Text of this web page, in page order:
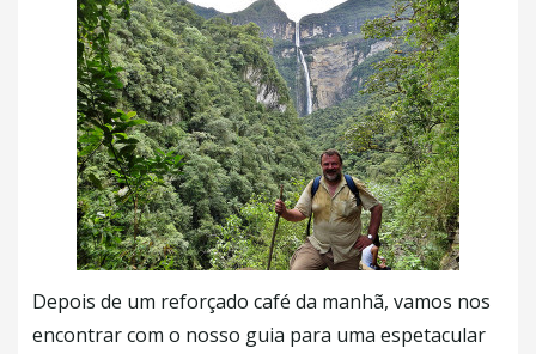
será feito o traslado em direção aChachapoyas
+ Café da Manhã
Depois de um reforçado café da manhã, vamos nos
encontrar com o nosso guia para uma espetacular